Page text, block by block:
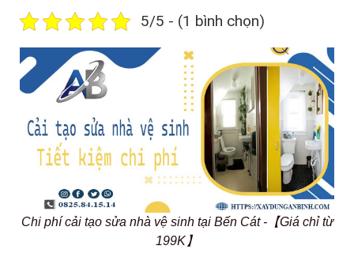
5/5 - (1 bình chọn)
Chi phí cải tạo sửa nhà vệ sinh tại Bến Cát -【Giá chỉ từ
199K】